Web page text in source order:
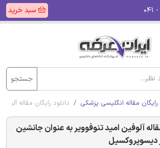
سبد خرید
جستجو
رایگان مقاله انگلیسی پزشکی دانلود رایگان مقاله
آلوفین امید تنوفوویر به عنوان جانشین
دیسوپروکسیل